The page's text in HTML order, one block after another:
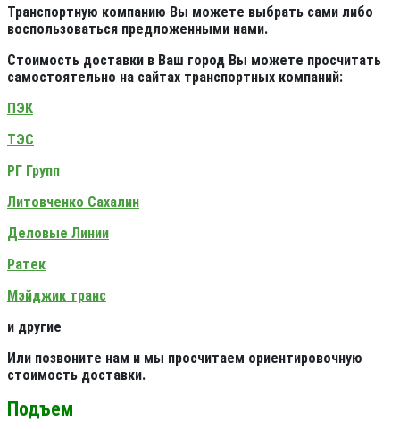
Транспортную компанию Вы можете выбрать сами либо
воспользоваться предложенными нами.
Стоимость доставки в Ваш город Вы можете просчитать
самостоятельно на сайтах транспортных компаний:
ПЭК
ТЭС
РГ Групп
Литовченко Сахалин
Деловые Линии
Ратек
Мэйджик транс
и другие
Или позвоните нам и мы просчитаем ориентировочную
стоимость доставки.
Подъем